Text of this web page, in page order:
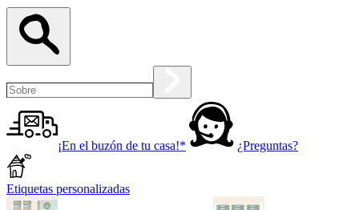
¡En el buzón de tu casa!* ¿Preguntas?
Etiquetas personalizadas